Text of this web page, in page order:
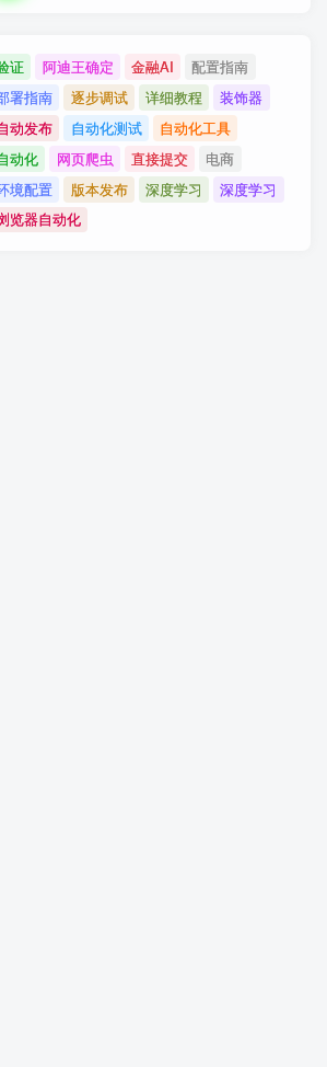
证 阿迪王确定 金融AI
配置指南
署指南
逐步调试 详细教程
装饰器
动发布
自动化测试
自动化工具
动化
网页爬虫 直接提交
电商
境配置
版本发布 深度学习
深度学习
览器自动化